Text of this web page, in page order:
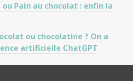
Pain au chocolat : enfin la
ou chocolatine ? On a
artificielle ChatGPT